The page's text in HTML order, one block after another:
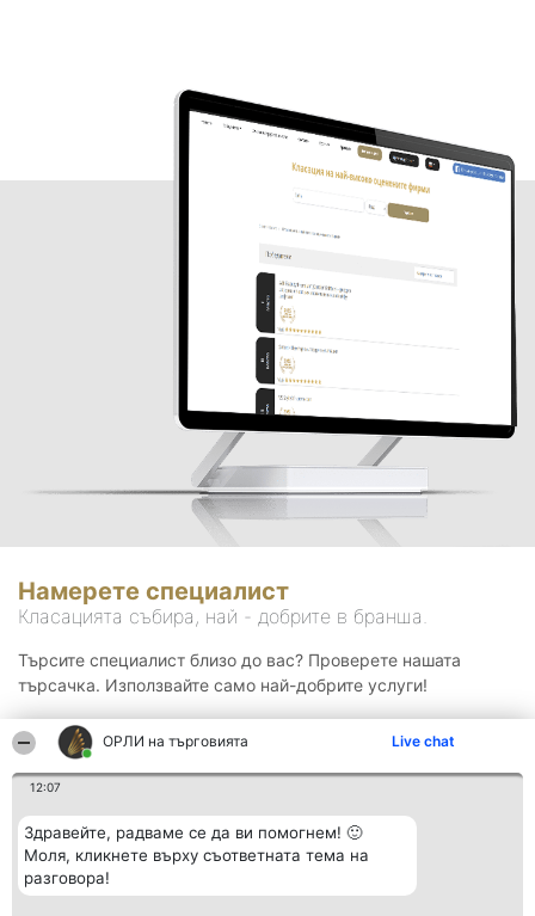
ОРЛИ на търговията Live chat
12:07
Здравейте, радваме се да ви помогнем! 🙂
Моля, кликнете върху съответната тема на
разговора!
Намерете специалист
Класацията събира, най - добрите в бранша.
Търсите специалист близо до вас? Проверете нашата
търсачка. Използвайте само най-добрите услуги!